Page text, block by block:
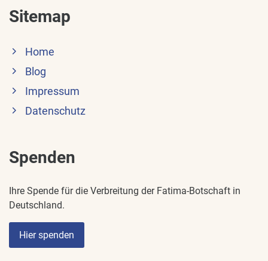
Sitemap
Home
Blog
Impressum
Datenschutz
Spenden
Ihre Spende für die Verbreitung der Fatima-Botschaft in
Deutschland.
Hier spenden